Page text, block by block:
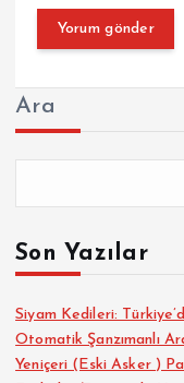
Ara
Son Yazılar
Siyam Kedileri:
Otomatik Şanzımanlı
Yeniçeri (Eski Asker )